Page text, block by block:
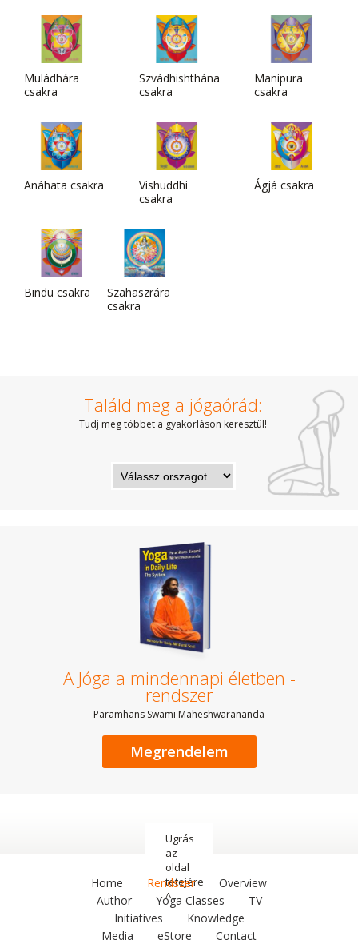
Muládhára
csakra
Szvádhishthána
csakra
Manipura
csakra
Anáhata csakra
Vishuddhi
csakra
Ágjá csakra
Bindu csakra
Szahaszrára
csakra
Találd meg a jógaórád:
Tudj meg többet a gyakorláson keresztül!
A Jóga a mindennapi életben -
rendszer
Paramhans Swami Maheshwarananda
Megrendelem
Ugrás
az
oldal
tetejére
^
Home Rendszer
Overview
Author
Yoga Classes
TV
Initiatives
Knowledge
Media
eStore Contact